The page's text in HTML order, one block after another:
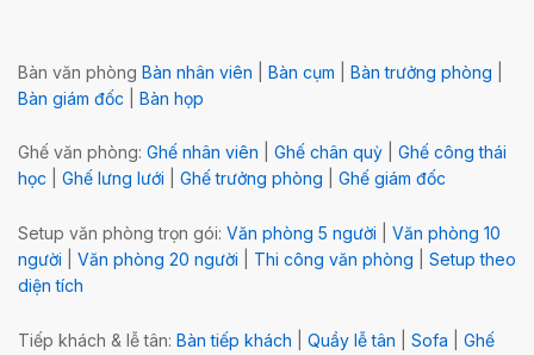
Bàn văn phòng Bàn nhân viên Bàn cụm Bàn trưởng phòng
Bàn giám đốc
Bàn họp
Ghế văn phòng: Ghế nhân viên Ghế chân quỳ
Ghế công thái
học
Ghế lưng lưới Ghế trưởng phòng Ghế giám đốc
Setup văn phòng trọn gói: Văn phòng 5 người
Văn phòng 10
người
Văn phòng 20 người Thi công văn phòng
Setup theo
diện tích
Tiếp khách & lễ tân: Bàn tiếp khách Quầy lễ tân Sofa Ghế